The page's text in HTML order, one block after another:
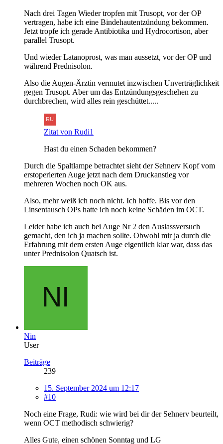
Nach drei Tagen Wieder tropfen mit Trusopt, vor der OP
vertragen, habe ich eine Bindehautentzündung bekommen.
Jetzt tropfe ich gerade Antibiotika und Hydrocortison, aber
parallel Trusopt.
Und wieder Latanoprost, was man aussetzt, vor der OP und
während Prednisolon.
Also die Augen-Ärztin vermutet inzwischen Unverträglichkeit
gegen Trusopt. Aber um das Entzündungsgeschehen zu
durchbrechen, wird alles rein geschüttet.....
Zitat von Rudi1
Hast du einen Schaden bekommen?
Durch die Spaltlampe betrachtet sieht der Sehnerv Kopf vom
erstoperierten Auge jetzt nach dem Druckanstieg vor
mehreren Wochen noch OK aus.
Also, mehr weiß ich noch nicht. Ich hoffe. Bis vor den
Linsentausch OPs hatte ich noch keine Schäden im OCT.
Leider habe ich auch bei Auge Nr 2 den Auslassversuch
gemacht, den ich ja machen sollte. Obwohl mir ja durch die
Erfahrung mit dem ersten Auge eigentlich klar war, dass das
unter Prednisolon Quatsch ist.
Nin
User
Beiträge
239
15. September 2024 um 12:17
#10
Noch eine Frage, Rudi: wie wird bei dir der Sehnerv beurteilt,
wenn OCT methodisch schwierig?
Alles Gute, einen schönen Sonntag und LG